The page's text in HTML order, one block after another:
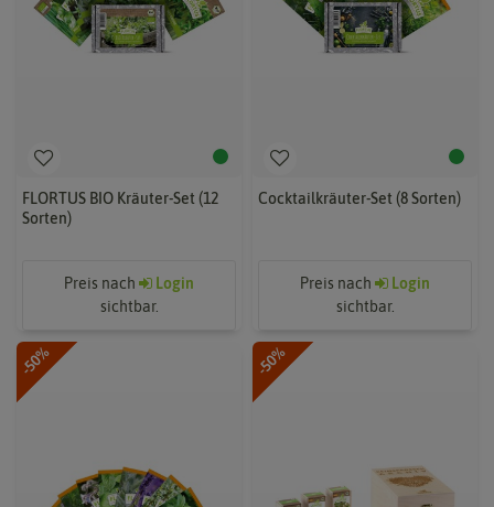
FLORTUS BIO Kräuter-Set (12
Sorten)
Preis nach
Login
sichtbar.
Cocktailkräuter-Set (8 Sorten)
Preis nach
Login
sichtbar.
-50% -50%